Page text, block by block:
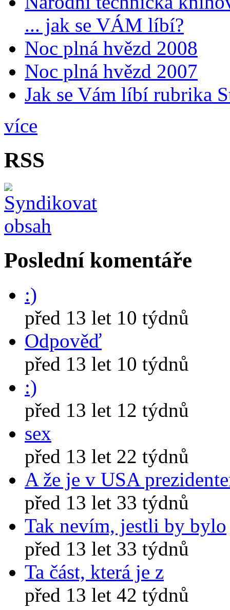
... jak se VÁM líbí?
Noc plná hvězd 2008
Noc plná hvězd 2007
Jak se Vám líbí rubrika
více
RSS
Poslední komentáře
:)
před 13 let 10 týdnů
Odpověď
před 13 let 10 týdnů
:)
před 13 let 12 týdnů
sex
před 13 let 22 týdnů
A že je v USA
před 13 let 33 týdnů
Tak nevím, jestli by bylo
před 13 let 33 týdnů
Ta část, která je z
před 13 let 42 týdnů